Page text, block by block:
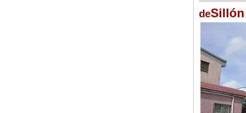
deSillón